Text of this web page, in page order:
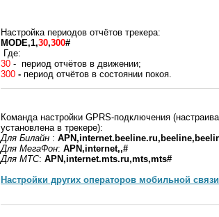
Настройка периодов отчётов трекера:
MODE,1,30,300#
Где:
30 - период отчётов в движении;
300 - период отчётов в состоянии покоя.
Команда настройки GPRS-подключения
установлена в трекере):
Для Билайн :
Для МегаФон: APN,internet,,#
Для МТС: APN,internet.mts.ru,mts,mts#
Настройки других операторов мобильной